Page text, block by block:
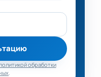
обработки
.